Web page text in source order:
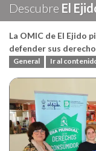
Descubre El
La OMIC de El Ejido
defender sus
General Ir al